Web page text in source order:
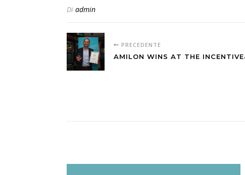
Di admin
PRECEDENTE
AMILON WINS AT THE